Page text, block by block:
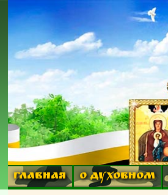
ГЛАВНАЯ О ДУХОВНОМ